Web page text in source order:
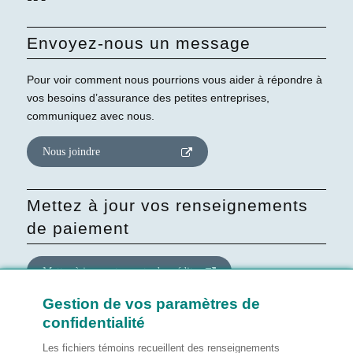
Envoyez-nous un message
Pour voir comment nous pourrions vous aider à répondre à
vos besoins d’assurance des petites entreprises,
communiquez avec nous.
Nous joindre
Mettez à jour vos renseignements
de paiement
Mettre à jour votre carte de crédit
Mettre à jour le consentement
quant au site Web
Gestion de vos paramètres de
confidentialité
Les fichiers témoins recueillent des renseignements